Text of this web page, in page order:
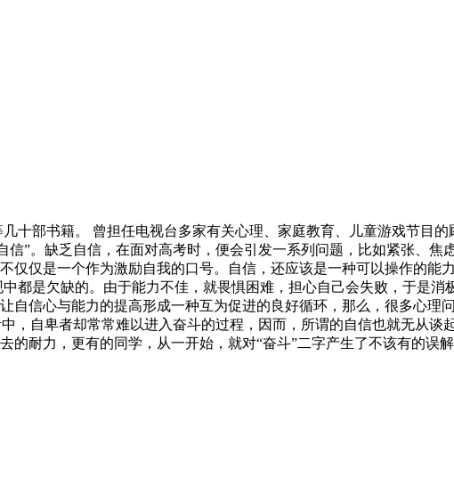
部书籍。 曾担任电视台多家有关心理、家庭教育、儿童游戏节目的
缺乏自信，在面对高考时，便会引发一系列问题，比如紧张、焦虑
仅是一个作为激励自我的口号。自信，还应该是一种可以操作的能
是欠缺的。由于能力不佳，就畏惧困难，担心自己会失败，于是消
信心与能力的提高形成一种互为促进的良好循环，那么，很多心理
自卑者却常常难以进入奋斗的过程，因而，所谓的自信也就无从谈
的耐力，更有的同学，从一开始，就对“奋斗”二字产生了不该有